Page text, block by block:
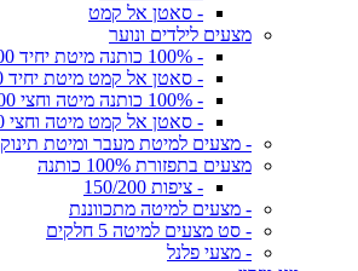
- סאטן אל קמט
מצעים לילדים ונוער
- 100% כותנה מיטת יחיד 90/200
- סאטן אל קמט מיטת יחיד 90/200
- 100% כותנה מיטה וחצי 120/200
- סאטן אל קמט מיטה וחצי 120/200
- מצעים למיטת מעבר ומיטת תינוק
מצעים בתפזורת 100% כותנה
- ציפות 150/200
- מצעים למיטה מתכווננת
- סט מצעים למיטה 5 חלקים
- מצעי פלנל